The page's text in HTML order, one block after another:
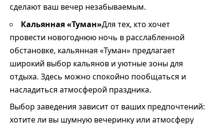
сделают ваш вечер незабываемым.
Кальянная «Туман»Для тех, кто хочет
провести новогоднюю ночь в расслабленной
обстановке, кальянная «Туман» предлагает
широкий выбор кальянов и уютные зоны для
отдыха. Здесь можно спокойно пообщаться и
насладиться атмосферой праздника.
Выбор заведения зависит от ваших предпочтений:
хотите ли вы шумную вечеринку или атмосферу